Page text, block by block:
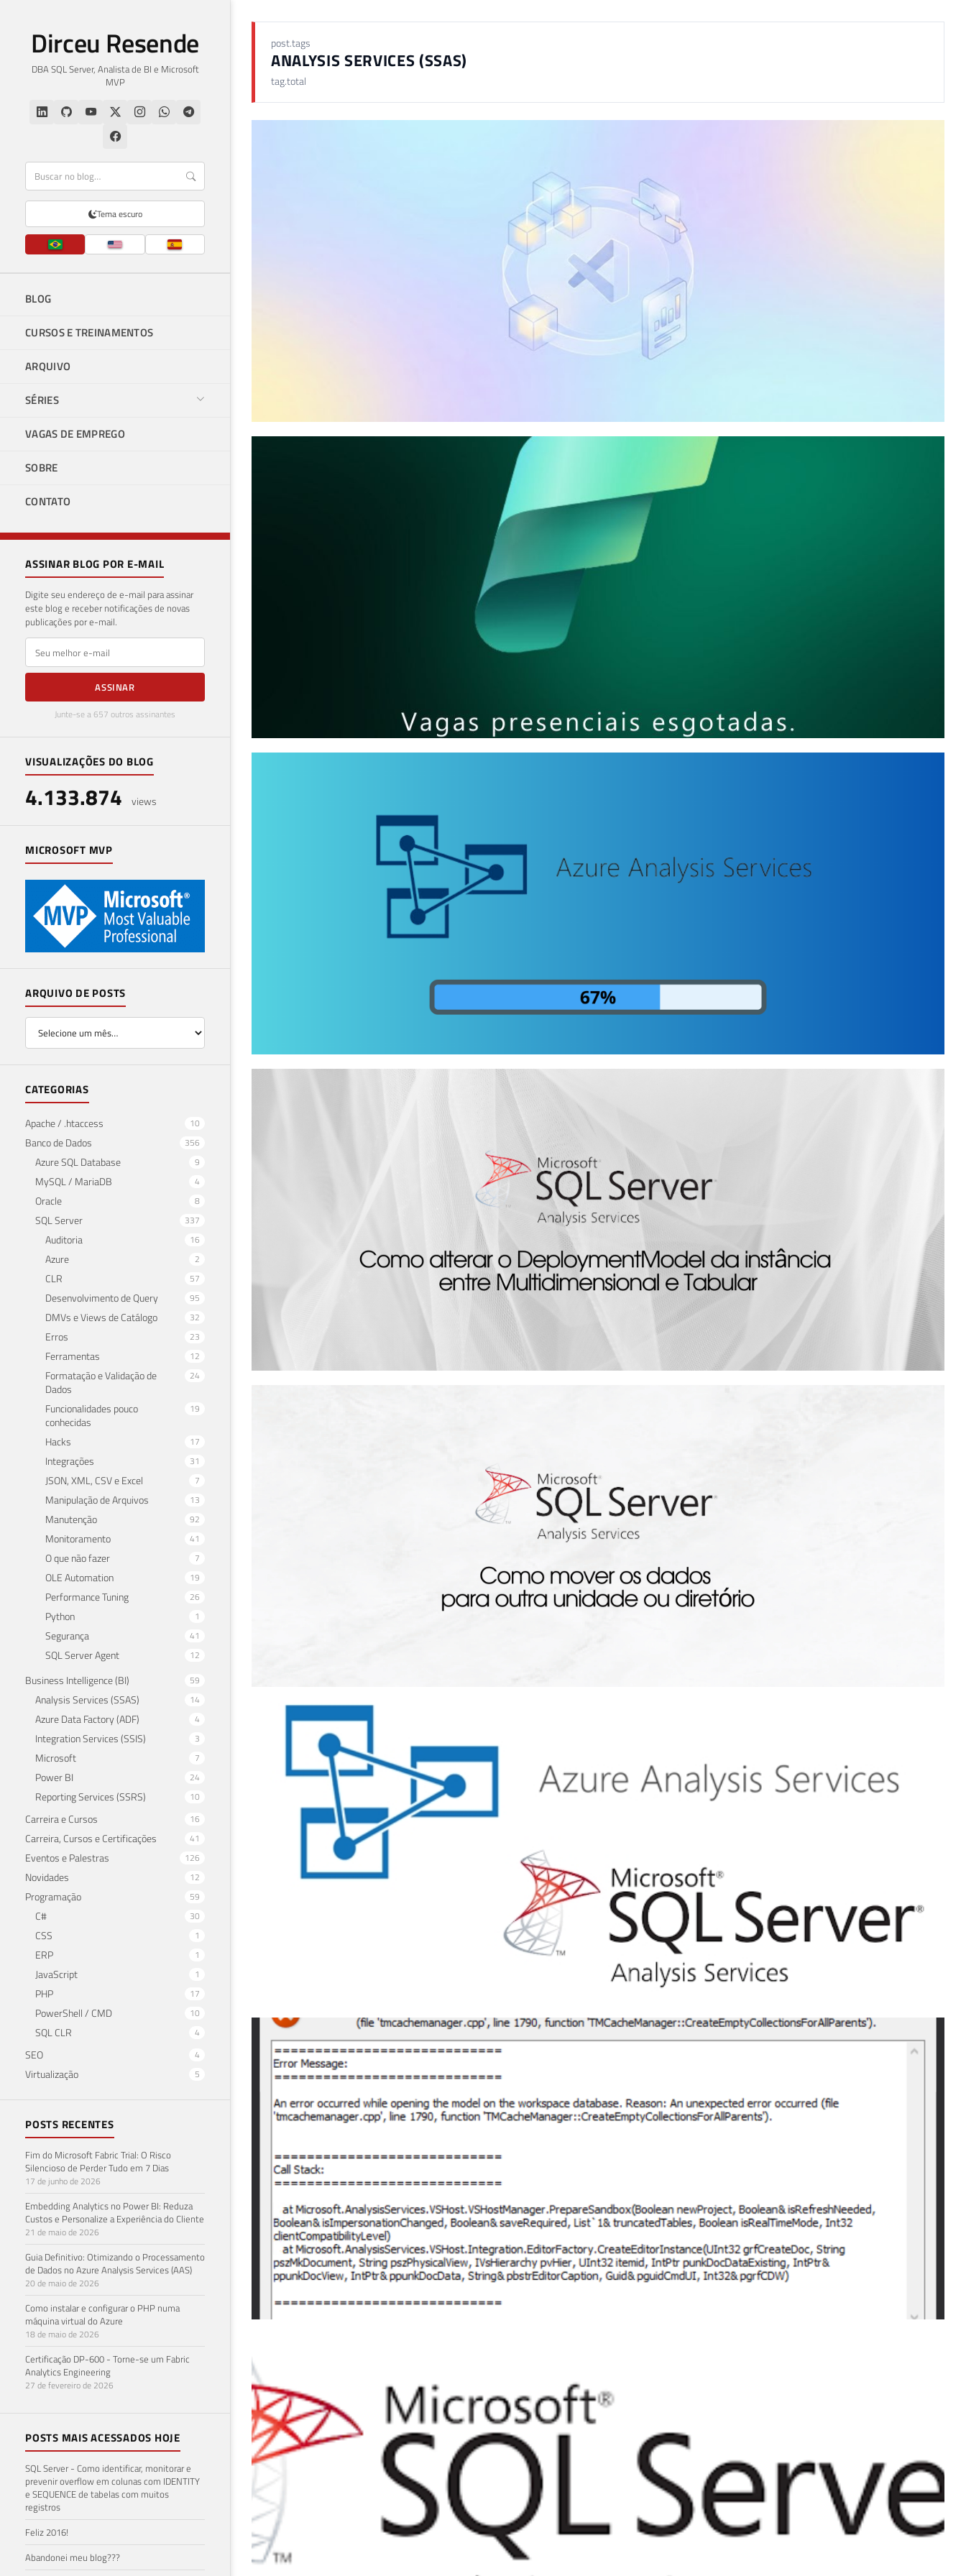
Dirceu Resende
DBA SQL Server, Analista de BI e Microsoft
MVP
Tema escuro
BLOG
CURSOS E TREINAMENTOS
ARQUIVO
SÉRIES
VAGAS DE EMPREGO
SOBRE
CONTATO
ASSINAR BLOG POR E-MAIL
Digite seu endereço de e-mail para assinar
este blog e receber notificações de novas
publicações por e-mail.
E-mail
ASSINAR
Junte-se a 657 outros assinantes
VISUALIZAÇÕES DO BLOG
4.133.874 views
MICROSOFT MVP
ARQUIVO DE POSTS
CATEGORIAS
Apache / .htaccess 10
Banco de Dados 356
Azure SQL Database 9
MySQL / MariaDB 4
Oracle 8
SQL Server 337
Auditoria 16
Azure 2
CLR 57
Desenvolvimento de Query 95
DMVs e Views de Catálogo 32
Erros 23
Ferramentas 12
Formatação e Validação de
Dados
24
Funcionalidades pouco
conhecidas
19
Hacks 17
Integrações 31
JSON, XML, CSV e Excel 7
Manipulação de Arquivos 13
Manutenção 92
Monitoramento 41
O que não fazer 7
OLE Automation 19
Performance Tuning 26
Python 1
Segurança 41
SQL Server Agent 12
Business Intelligence (BI) 59
Analysis Services (SSAS) 14
Azure Data Factory (ADF) 4
Integration Services (SSIS) 3
Microsoft 7
Power BI 24
Reporting Services (SSRS) 10
Carreira e Cursos 16
Carreira, Cursos e Certificações 41
Eventos e Palestras 126
Novidades 12
Programação 59
C# 30
CSS 1
ERP 1
JavaScript 1
PHP 17
PowerShell / CMD 10
SQL CLR 4
SEO 4
Virtualização 5
POSTS RECENTES
Fim do Microsoft Fabric Trial: O Risco
Silencioso de Perder Tudo em 7 Dias
17 de junho de 2026
Embedding Analytics no Power BI: Reduza
Custos e Personalize a Experiência do Cliente
21 de maio de 2026
Guia Definitivo: Otimizando o Processamento
de Dados no Azure Analysis Services (AAS)
20 de maio de 2026
Como instalar e configurar o PHP numa
máquina virtual do Azure
18 de maio de 2026
Certificação DP-600 - Torne-se um Fabric
Analytics Engineering
27 de fevereiro de 2026
POSTS MAIS ACESSADOS HOJE
SQL Server - Como identificar, monitorar e
prevenir overflow em colunas com IDENTITY
e SEQUENCE de tabelas com muitos
registros
Feliz 2016!
Abandonei meu blog???
post.tags
ANALYSIS SERVICES (SSAS)
tag.total
Posso utilizar o Visual Studio Community na minha
empresa para desenvolver Integration Services, Analysis
Services e Reporting Services?
compartilhar relatórios de bilhões de linhas com milhares
de pessoas e baixo custo
5 min de leitura
Analysis Services - Como monitorar o
andamento/progresso do processamento dos cubos pelo
Analysis Services - Como mover os cubos e databases
para outro disco ou diretório
20 de julho de 2023 3 min de leitura
Como aprender SQL / Azure Analysis Services (SAAS /
AAS) sem pagar nada – DE GRAÇA!
model on the workspace database. Reason: An unexpected
error occurred (file 'tmcachemanager.cpp', function
'TMCacheManager::CreateEmptyCollectionsForAllParents')
05 de novembro de 2020 3 min de leitura